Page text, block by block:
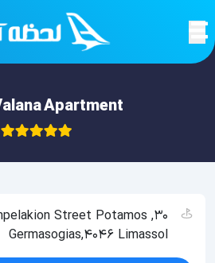
Apartment
Ampelakion Street Potamos
Germasogias,4046 Limassol